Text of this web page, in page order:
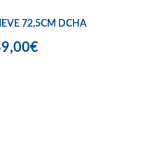
72,5CM DCHA